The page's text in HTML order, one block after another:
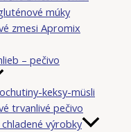
múky
zmesi Apromix
– pečivo
keksy-müsli
trvanlivé pečivo
výrobky